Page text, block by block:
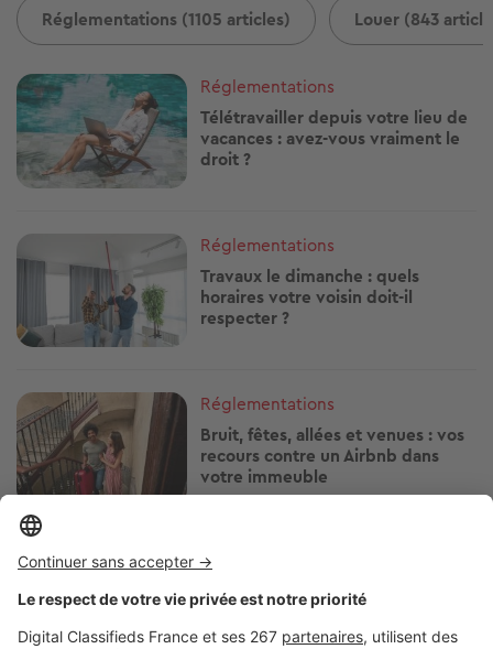
Réglementations (1105 articles) Louer (843
Image
Réglementations
Télétravailler depuis votre lieu de
vacances : avez-vous vraiment le
droit ?
Image
Réglementations
Travaux le dimanche : quels
horaires votre voisin doit-il
respecter ?
Image
Réglementations
Bruit, fêtes, allées et venues : vos
recours contre un Airbnb dans
votre immeuble
Image
Réglementations
Arrosage, piscine, lavage de
voiture : quelles restrictions d'eau
près de chez vous ?